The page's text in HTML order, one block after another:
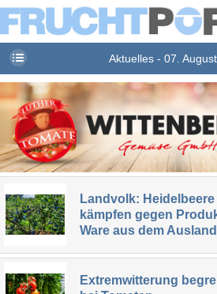
Aktuelles - 07.
Landvolk:
kämpfen gegen
Ware aus dem Ausland
Extremwitterung